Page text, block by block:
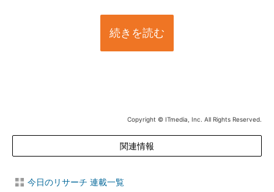
続きを読む
Copyright © ITmedia, Inc. All Rights Reserved.
関連情報
今日のリサーチ 連載一覧